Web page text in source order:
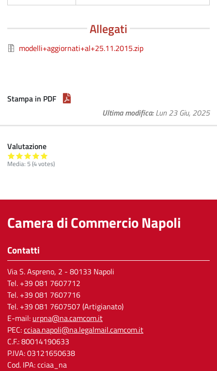
Allegati
modelli+aggiornati+al+25.11.2015.zip
Stampa in PDF
Ultima modifica Lun 23 Giu, 2025
Valutazione
Media: 5(4votes)
Camera di Commercio Napoli
Contatti
Via S. Aspreno, 2 - 80133 Napoli
Tel. +39 081 7607712
Tel. +39 081 7607716
Tel. +39 081 7607507 (Artigianato)
E-mail: urpna@na.camcom.it
PEC:cciaa.napoli@na.legalmail.camcom.it
C.F.: 80014190633
P.IVA: 03121650638
Cod. IPA: cciaa_na